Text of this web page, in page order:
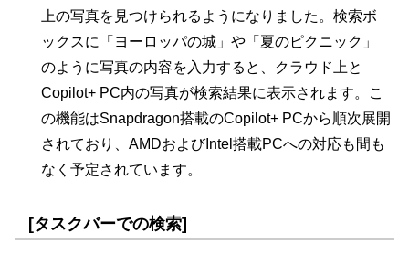
上の写真を見つけられるようになりました。検索ボ
ックスに「ヨーロッパの城」や「夏のピクニック」
のように写真の内容を入力すると、クラウド上と
Copilot+ PC内の写真が検索結果に表示されます。こ
の機能はSnapdragon搭載のCopilot+ PCから順次展開
されており、AMDおよびIntel搭載PCへの対応も間も
なく予定されています。
[タスクバーでの検索]